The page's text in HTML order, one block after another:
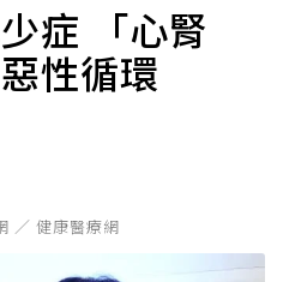
症 「心腎
性循環
／ 健康醫療網